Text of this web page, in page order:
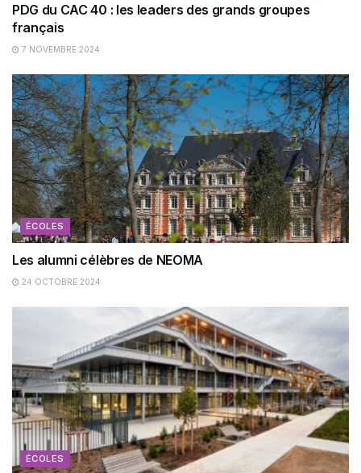
PDG du CAC 40 : les leaders des grands groupes
français
7 NOVEMBRE 2024
ÉCOLES
Les alumni célèbres de NEOMA
24 OCTOBRE 2024
ÉCOLES